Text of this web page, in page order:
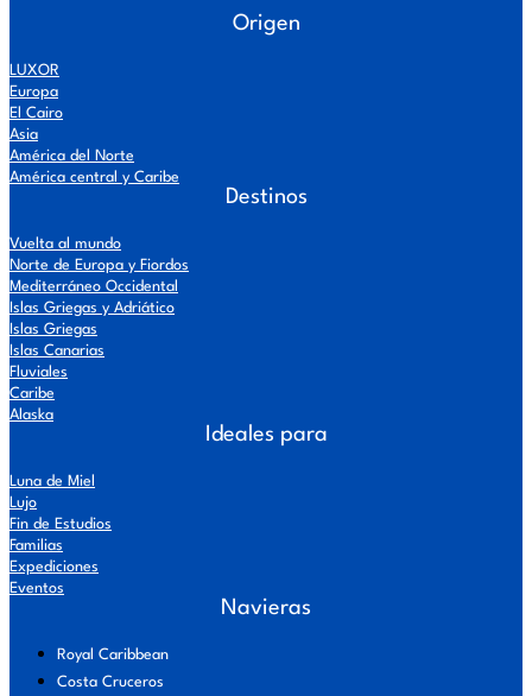
Origen
LUXOR
Europa
El Cairo
Asia
América del Norte
América central y Caribe
Destinos
Vuelta al mundo
Norte de Europa y Fiordos
Mediterráneo Occidental
Islas Griegas y Adriático
Islas Griegas
Islas Canarias
Fluviales
Caribe
Alaska
Ideales para
Luna de Miel
Lujo
Fin de Estudios
Familias
Expediciones
Eventos
Navieras
Royal Caribbean
Costa Cruceros